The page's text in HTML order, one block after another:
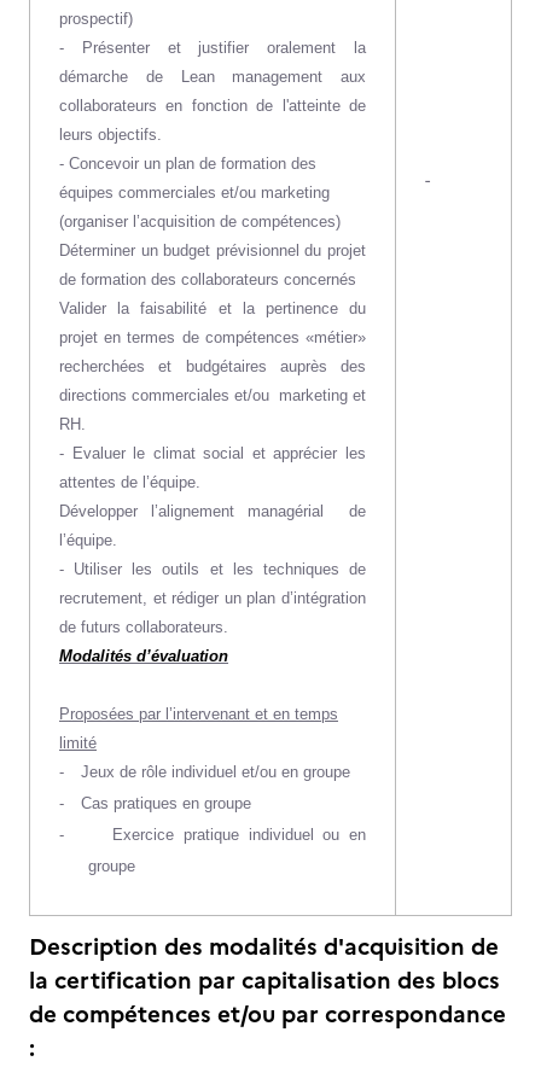
prospectif)
- Présenter et justifier oralement la
démarche de Lean management aux
collaborateurs en fonction de l'atteinte de
leurs objectifs.
- Concevoir un plan de formation des
équipes commerciales et/ou marketing
(organiser l’acquisition de compétences)
Déterminer un budget prévisionnel du projet
de formation des collaborateurs concernés
Valider la faisabilité et la pertinence du
projet en termes de compétences «métier»
recherchées et budgétaires auprès des
directions commerciales et/ou marketing et
RH.
- Evaluer le climat social et apprécier les
attentes de l’équipe.
Développer l’alignement managérial
de
l’équipe.
- Utiliser les outils et les techniques de
recrutement, et rédiger un plan d’intégration
de futurs collaborateurs.
Modalités d’évaluation
Proposées par l’intervenant et en temps
limité
-
Jeux de rôle individuel et/ou en groupe
-
Cas pratiques en groupe
-
Exercice pratique individuel ou en
groupe
-
Description des modalités d'acquisition de
la certification par capitalisation des blocs
de compétences et/ou par correspondance
: